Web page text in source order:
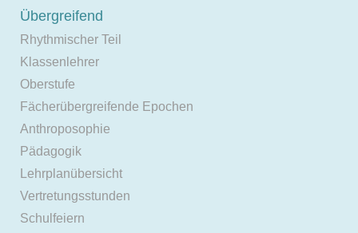
Übergreifend
Rhythmischer Teil
Klassenlehrer
Oberstufe
Fächerübergreifende Epochen
Anthroposophie
Pädagogik
Lehrplanübersicht
Vertretungsstunden
Schulfeiern